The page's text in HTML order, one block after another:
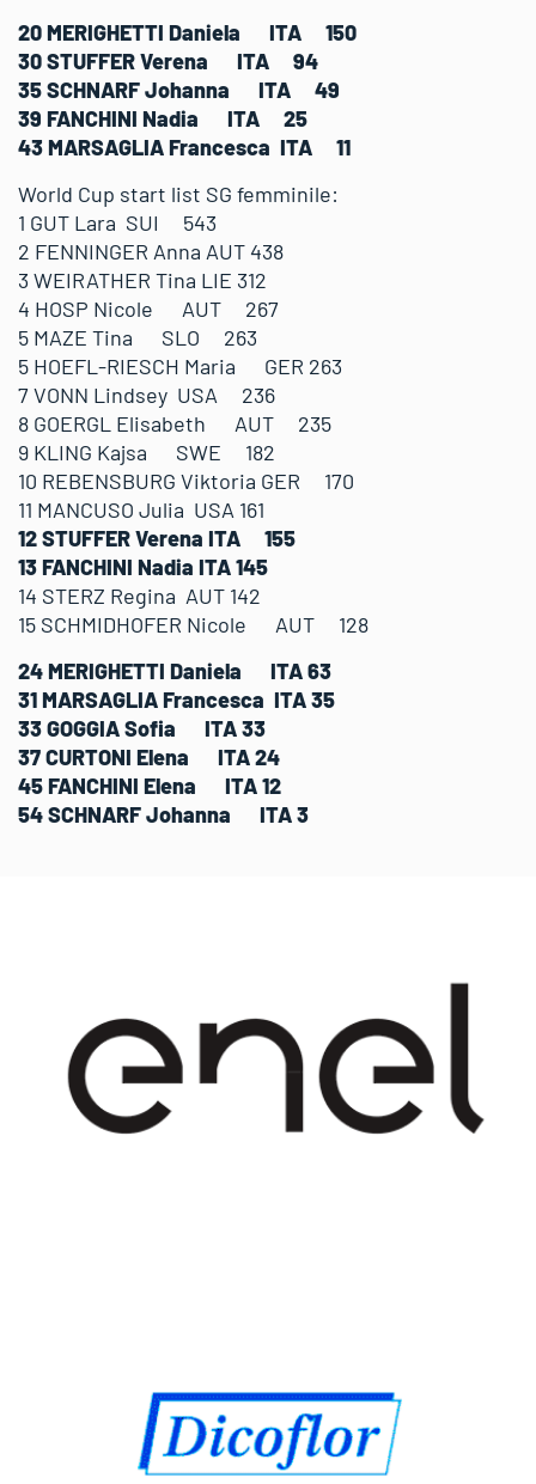
20 MERIGHETTI Daniela ITA 150
30 STUFFER Verena ITA 94
35 SCHNARF Johanna ITA 49
39 FANCHINI Nadia ITA 25
43 MARSAGLIA Francesca ITA 11
World Cup start list SG femminile:
1 GUT Lara SUI 543
2 FENNINGER Anna AUT 438
3 WEIRATHER Tina LIE 312
4 HOSP Nicole AUT 267
5 MAZE Tina SLO 263
5 HOEFL-RIESCH Maria GER 263
7 VONN Lindsey USA 236
8 GOERGL Elisabeth AUT 235
9 KLING Kajsa SWE 182
10 REBENSBURG Viktoria GER 170
11 MANCUSO Julia USA 161
12 STUFFER Verena ITA 155
13 FANCHINI Nadia ITA 145
14 STERZ Regina AUT 142
15 SCHMIDHOFER Nicole AUT 128
24 MERIGHETTI Daniela ITA 63
31 MARSAGLIA Francesca ITA 35
33 GOGGIA Sofia ITA 33
37 CURTONI Elena ITA 24
45 FANCHINI Elena ITA 12
54 SCHNARF Johanna ITA 3